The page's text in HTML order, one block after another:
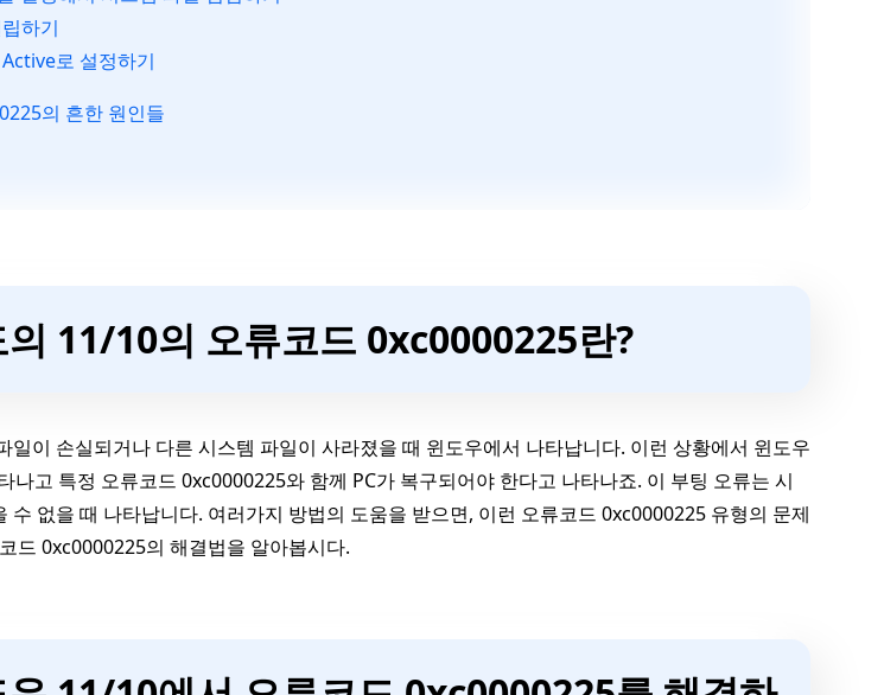
하기
로 설정하기
의 흔한 원인들
11/10의 오류코드 0xc0000225란?
일이 손실되거나 다른 시스템 파일이 사라졌을 때 윈도우에서 나타납니다. 이런 상황에서 윈도우
나고 특정 오류코드 0xc0000225와 함께 PC가 복구되어야 한다고 나타나죠. 이 부팅 오류는 시
수 없을 때 나타납니다. 여러가지 방법의 도움을 받으면, 이런 오류코드 0xc0000225 유형의 문제
드 0xc0000225의 해결법을 알아봅시다.